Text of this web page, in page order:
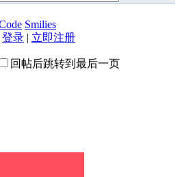
Smilies
登录 | 立即注册
回帖后跳转到最后一页